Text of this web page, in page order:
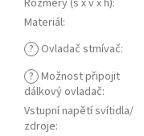
Rozměry (š x v x h):
Materiál:
? Ovladač stmívač:
? Možnost připojit
dálkový ovladač:
Vstupní napětí svítidla/
zdroje: